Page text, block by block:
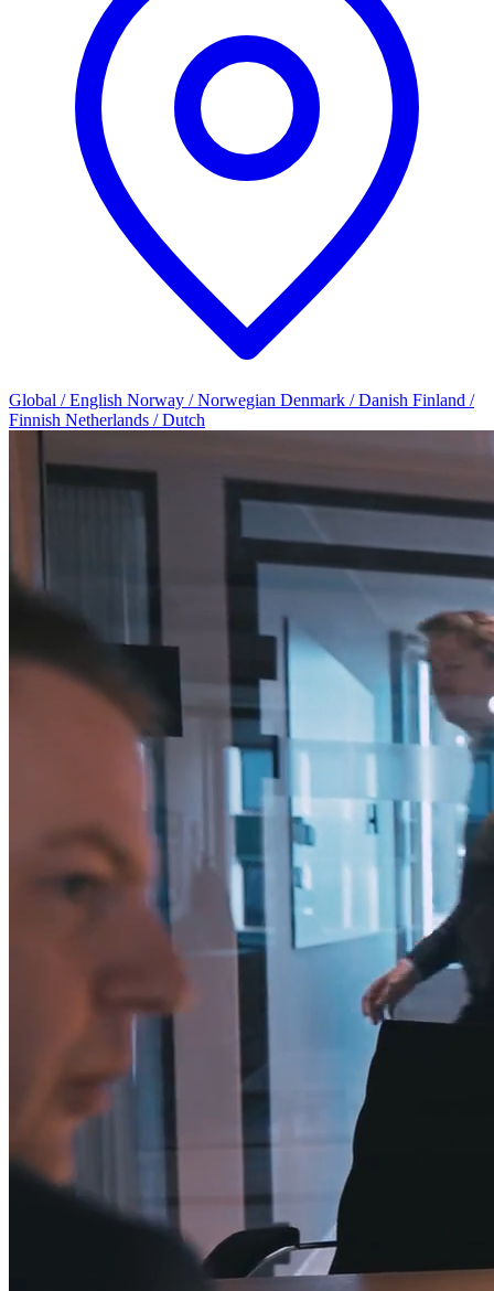
Global / English Norway / Norwegian Denmark / Danish Finland /
Finnish Netherlands / Dutch